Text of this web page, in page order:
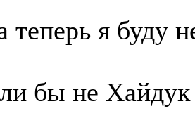
теперь я буду
бы не